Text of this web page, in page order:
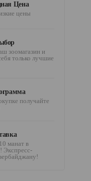
Цена
цены
зоомагазин и
только лучшие
получайте
манат в
Экспресс-